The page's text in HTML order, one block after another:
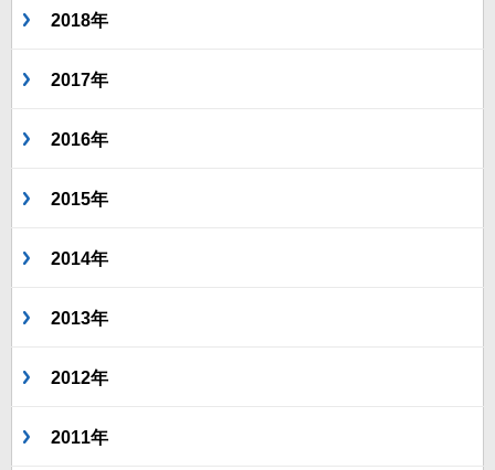
2018年
2017年
2016年
2015年
2014年
2013年
2012年
2011年